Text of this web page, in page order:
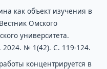
как объект изучения в
Омского
университета.
2024. № 1(42). С. 119-124.
концентрируется в